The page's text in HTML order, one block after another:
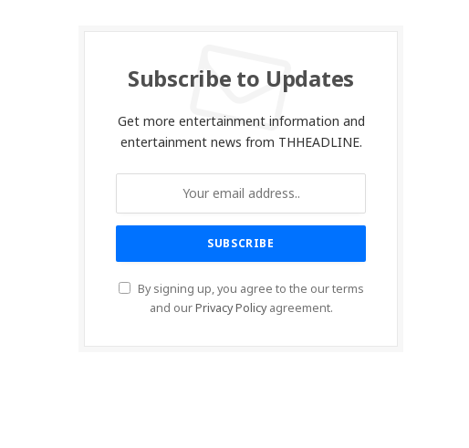
Subscribe to Updates
Get more entertainment information and
entertainment news from THHEADLINE.
By signing up, you agree to the our terms
and ourPrivacy Policyagreement.